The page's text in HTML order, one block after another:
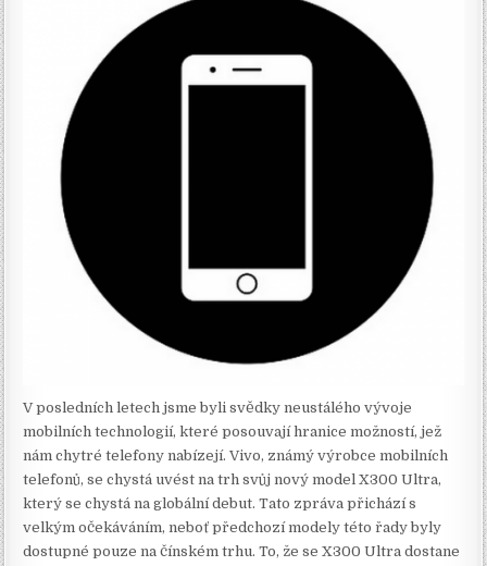
V posledních letech jsme byli svědky neustálého vývoje
mobilních technologií, které posouvají hranice možností, jež
nám chytré telefony nabízejí. Vivo, známý výrobce mobilních
telefonů, se chystá uvést na trh svůj nový model X300 Ultra,
který se chystá na globální debut. Tato zpráva přichází s
velkým očekáváním, neboť předchozí modely této řady byly
dostupné pouze na čínském trhu. To, že se X300 Ultra dostane